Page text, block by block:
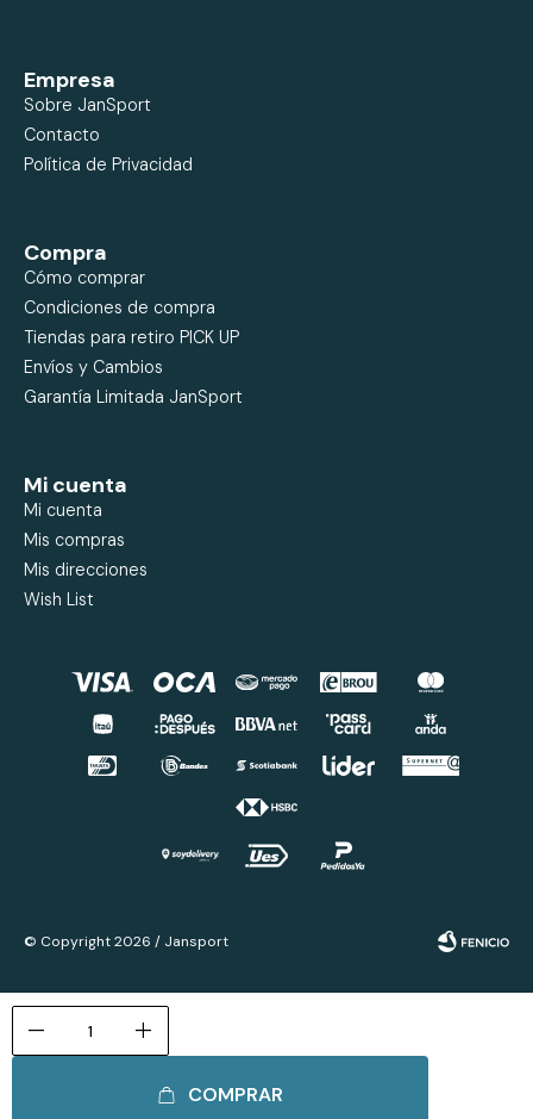
remove add
COMPRAR
Empresa
Sobre JanSport
Contacto
Política de Privacidad
Compra
Cómo comprar
Condiciones de compra
Tiendas para retiro PICK UP
Envíos y Cambios
Garantía Limitada JanSport
Mi cuenta
Mi cuenta
Mis compras
Mis direcciones
Wish List
© Copyright 2026 / Jansport